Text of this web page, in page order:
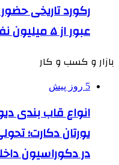
رکورد تاریخی
عبور از ۵ میلیون نفر!
بازار و کسب و کار
5 روز پیش
انواع قاب بندی
یورتان دکارت؛
در دکوراسیون